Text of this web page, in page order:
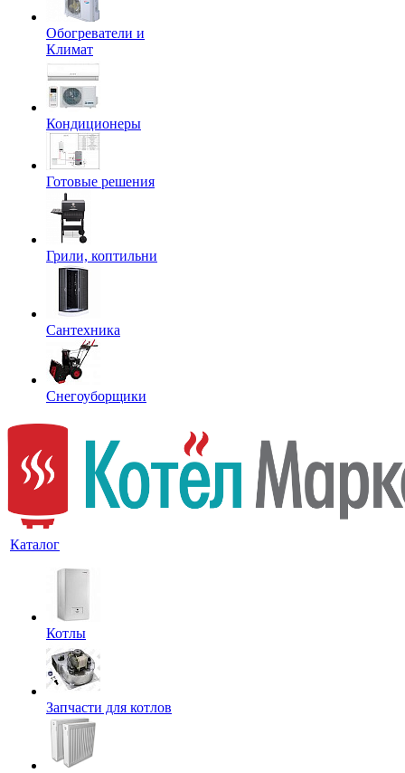
Обогреватели и
Климат
Кондиционеры
Готовые решения
Грили, коптильни
Сантехника
Снегоуборщики
Каталог
Котлы
Запчасти для котлов